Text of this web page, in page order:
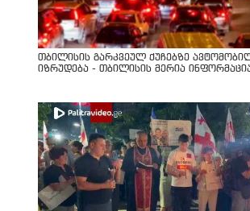
თბილისის გარკვეულ ქუჩებზე
იზრუდება - თბილისის მერია